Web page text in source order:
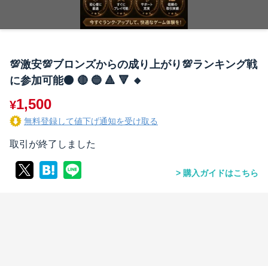
💯激安💯ブロンズからの成り上がり💯ランキング戦
に参加可能⚫️ 🔴 🔵 🔺 🔻 🔸
¥1,500
無料登録して値下げ通知を受け取る
取引が終了しました
購入ガイドはこちら